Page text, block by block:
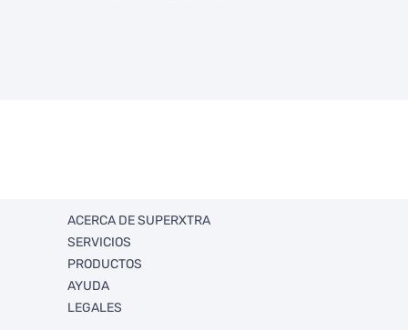
ACERCA DE SUPERXTRA
Quienes somos
Trabaja con Nosotros
Sucursales
RSE
SERVICIOS
FullXtra
FullXperiencias Únicas
Ventas Corporativas
PRODUCTOS
Ahorro
Departamentos
AYUDA
Politica de envios y retorno
LEGALES